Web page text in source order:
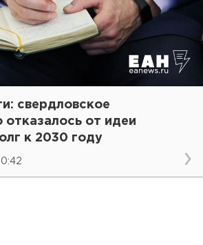
свердловское
отказалось от идеи
к 2030 году